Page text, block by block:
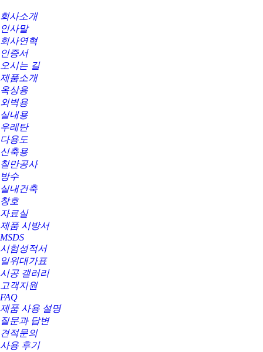
회사소개
인사말
회사연혁
인증서
오시는 길
제품소개
옥상용
외벽용
실내용
우레탄
다용도
신축용
칠만공사
방수
실내건축
창호
자료실
제품 시방서
MSDS
시험성적서
일위대가표
시공 갤러리
고객지원
FAQ
제품 사용 설명
질문과 답변
견적문의
사용 후기